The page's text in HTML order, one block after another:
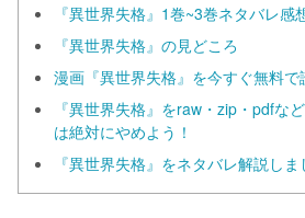
『異世界失格』1巻~3巻ネタバレ感
『異世界失格』の見どころ
漫画『異世界失格』を今すぐ無料で
『異世界失格』をraw・zip・pdfな
は絶対にやめよう！
『異世界失格』をネタバレ解説しま